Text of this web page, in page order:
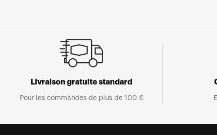
Livraison gratuite standard
Pour les commandes de plus de 100 €